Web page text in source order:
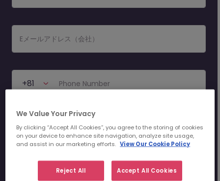
Eメールアドレス（会社）
Phone Number
+81
Morgan McKinleyのプライバシー規約
McKinleyが私の個人情報を管理・処理することに同意し
ます。
We Value Your Privacy
By clicking “Accept All Cookies”, you agree to the storing of cookies
on your device to enhance site navigation, analyze site usage,
and assist in our marketing efforts. View Our Cookie Policy
Reject All Accept All Cookies